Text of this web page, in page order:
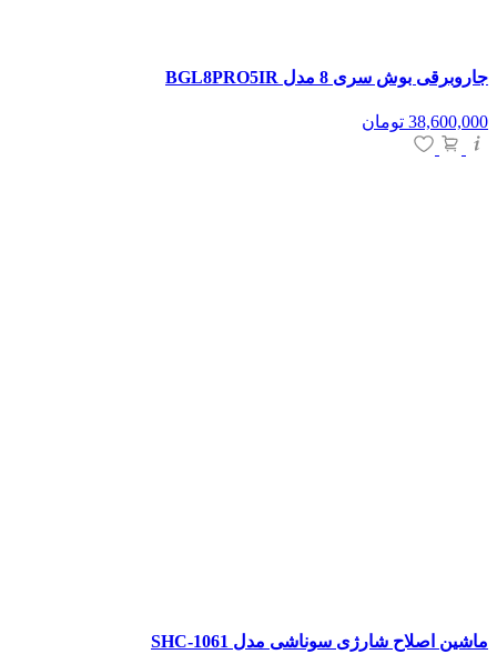
جاروبرقی بوش سری 8 مدل BGL8PRO5IR
38,600,000 تومان
ماشین اصلاح شارژی سوناشی مدل SHC-1061